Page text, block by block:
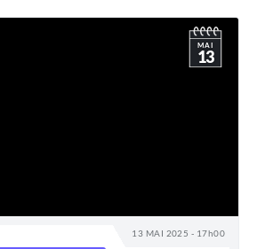
13 MAI 2025 - 17h00
MAI
13